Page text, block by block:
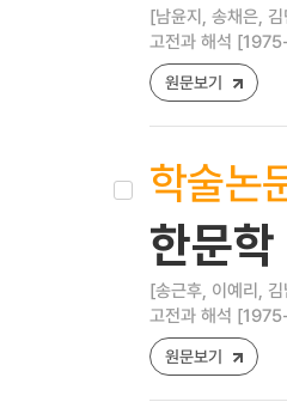
[남윤지, 송채은,
고전과 해석
원문보기
학술논
한문
[송근후, 이예리,
고전과 해석
원문보기